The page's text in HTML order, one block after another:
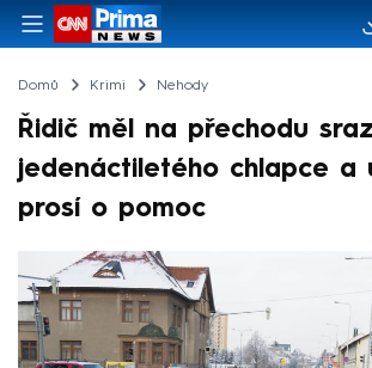
Domů Krimi Nehody
Řidič měl na přechodu
jedenáctiletého chlapce a
prosí o pomoc